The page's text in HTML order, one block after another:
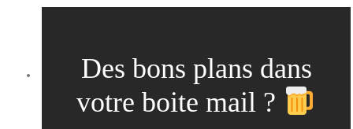
Des bons plans dans
votre boite mail ?